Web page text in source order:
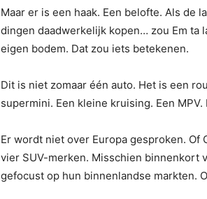
Maar er is een haak. Een belofte. Als de
dingen daadwerkelijk kopen… zou Em ta
eigen bodem. Dat zou iets betekenen.
Dit is niet zomaar één auto. Het is een
supermini. Een kleine kruising. Een
Er wordt niet over Europa gesproken.
vier SUV-merken. Misschien binnenkort
gefocust op hun binnenlandse markten.